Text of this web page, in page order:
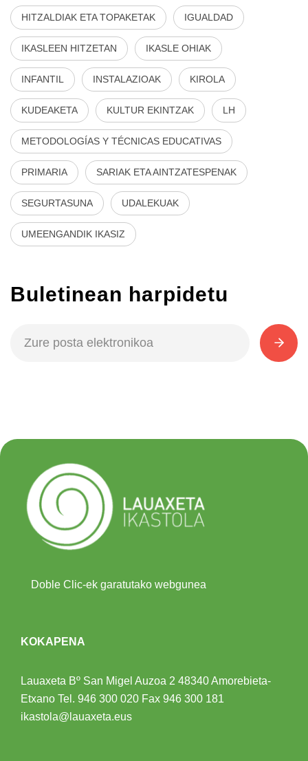
HITZALDIAK ETA TOPAKETAK IGUALDAD
IKASLEEN HITZETAN IKASLE OHIAK
INFANTIL INSTALAZIOAK KIROLA
KUDEAKETA KULTUR EKINTZAK LH
METODOLOGÍAS Y TÉCNICAS EDUCATIVAS
PRIMARIA SARIAK ETA AINTZATESPENAK
SEGURTASUNA UDALEKUAK
UMEENGANDIK IKASIZ
Buletinean harpidetu
Doble Clic-ek garatutako webgunea
KOKAPENA
Lauaxeta Bº San Migel Auzoa 2 48340 Amorebieta-
Etxano Tel. 946 300 020 Fax 946 300 181
ikastola@lauaxeta.eus